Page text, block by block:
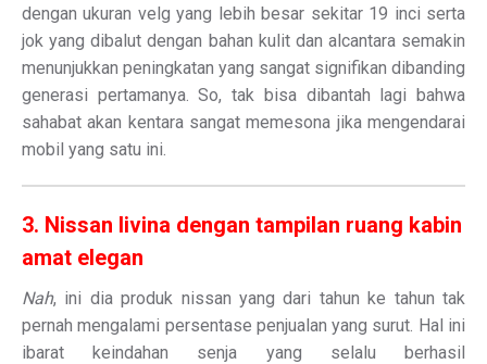
dengan ukuran velg yang lebih besar sekitar 19 inci serta
jok yang dibalut dengan bahan kulit dan alcantara semakin
menunjukkan peningkatan yang sangat signifikan dibanding
generasi pertamanya. So, tak bisa dibantah lagi bahwa
sahabat akan kentara sangat memesona jika mengendarai
mobil yang satu ini.
3. Nissan livina dengan tampilan ruang kabin
amat elegan
Nah, ini dia produk nissan yang dari tahun ke tahun tak
pernah mengalami persentase penjualan yang surut. Hal ini
ibarat keindahan senja yang selalu berhasil